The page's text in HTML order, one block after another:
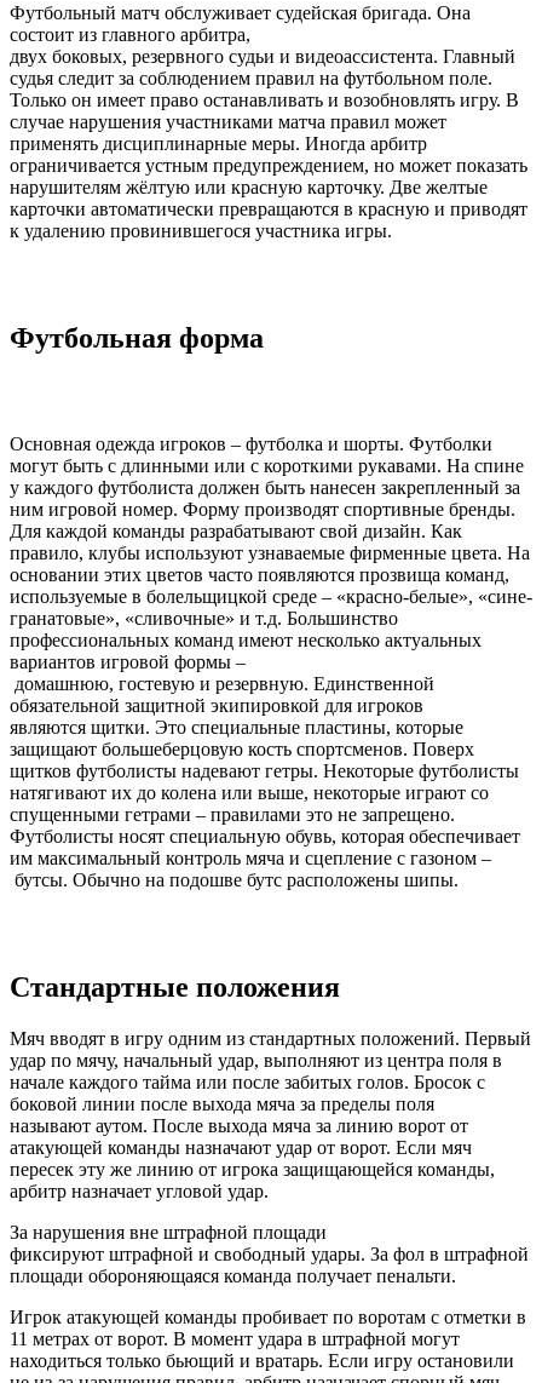
Футбольный матч обслуживает судейская бригада. Она
состоит из главного арбитра,
двух боковых, резервного судьи и видеоассистента. Главный
судья следит за соблюдением правил на футбольном поле.
Только он имеет право останавливать и возобновлять игру. В
случае нарушения участниками матча правил может
применять дисциплинарные меры. Иногда арбитр
ограничивается устным предупреждением, но может показать
нарушителям жёлтую или красную карточку. Две желтые
карточки автоматически превращаются в красную и приводят
к удалению провинившегося участника игры.
Футбольная форма
Основная одежда игроков – футболка и шорты. Футболки
могут быть с длинными или с короткими рукавами. На спине
у каждого футболиста должен быть нанесен закрепленный за
ним игровой номер. Форму производят спортивные бренды.
Для каждой команды разрабатывают свой дизайн. Как
правило, клубы используют узнаваемые фирменные цвета. На
основании этих цветов часто появляются прозвища команд,
используемые в болельщицкой среде – «красно-белые», «сине-
гранатовые», «сливочные» и т.д. Большинство
профессиональных команд имеют несколько актуальных
вариантов игровой формы –
домашнюю, гостевую и резервную. Единственной
обязательной защитной экипировкой для игроков
являются щитки. Это специальные пластины, которые
защищают большеберцовую кость спортсменов. Поверх
щитков футболисты надевают гетры. Некоторые футболисты
натягивают их до колена или выше, некоторые играют со
спущенными гетрами – правилами это не запрещено.
Футболисты носят специальную обувь, которая обеспечивает
им максимальный контроль мяча и сцепление с газоном –
бутсы. Обычно на подошве бутс расположены шипы.
Стандартные положения
Мяч вводят в игру одним из стандартных положений. Первый
удар по мячу, начальный удар, выполняют из центра поля в
начале каждого тайма или после забитых голов. Бросок с
боковой линии после выхода мяча за пределы поля
называют аутом. После выхода мяча за линию ворот от
атакующей команды назначают удар от ворот. Если мяч
пересек эту же линию от игрока защищающейся команды,
арбитр назначает угловой удар.
За нарушения вне штрафной площади
фиксируют штрафной и свободный удары. За фол в штрафной
площади обороняющаяся команда получает пенальти.
Игрок атакующей команды пробивает по воротам с отметки в
11 метрах от ворот. В момент удара в штрафной могут
находиться только бьющий и вратарь. Если игру остановили